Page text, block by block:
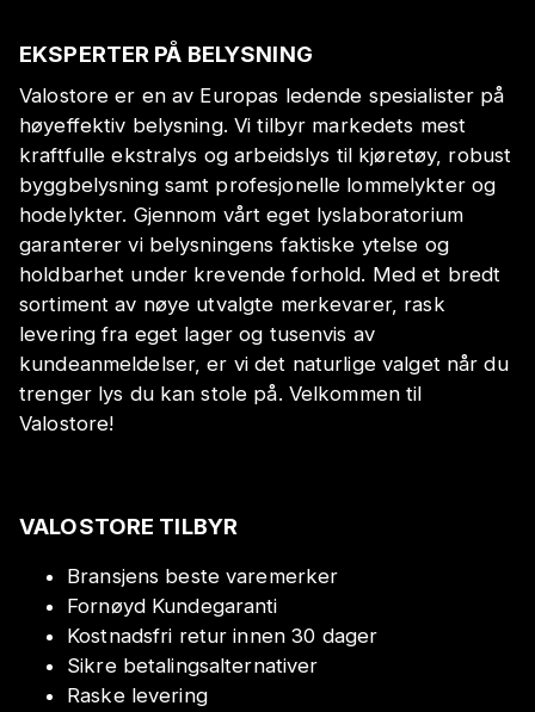
EKSPERTER PÅ BELYSNING
Valostore er en av Europas ledende spesialister på
høyeffektiv belysning. Vi tilbyr markedets mest
kraftfulle ekstralys og arbeidslys til kjøretøy, robust
byggbelysning samt profesjonelle lommelykter og
hodelykter. Gjennom vårt eget lyslaboratorium
garanterer vi belysningens faktiske ytelse og
holdbarhet under krevende forhold. Med et bredt
sortiment av nøye utvalgte merkevarer, rask
levering fra eget lager og tusenvis av
kundeanmeldelser, er vi det naturlige valget når du
trenger lys du kan stole på. Velkommen til
Valostore!
VALOSTORE TILBYR
Bransjens beste varemerker
Fornøyd Kundegaranti
Kostnadsfri retur innen 30 dager
Sikre betalingsalternativer
Raske levering